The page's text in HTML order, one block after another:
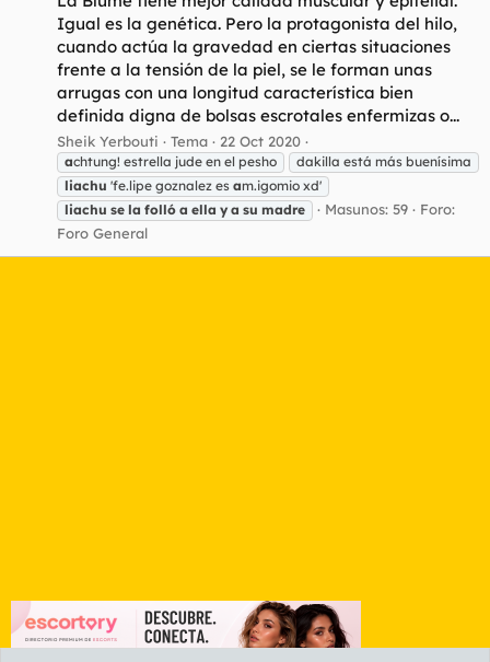
Igual es la genética. Pero la protagonista del hilo,
cuando actúa la gravedad en ciertas situaciones
frente a la tensión de la piel, se le forman unas
arrugas con una longitud característica bien
definida digna de bolsas escrotales enfermizas o...
Sheik Yerbouti Tema 22 Oct 2020
achtung! estrella jude en el pesho
dakilla está más buenísima
liachu 'fe.lipe goznalez es am.igomio xd'
liachu se la folló a ella y a su madre Masunos: 59
Foro:
Foro General